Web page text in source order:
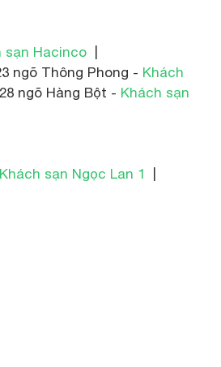
sạn Hacinco
ngõ Thông Phong - Khách
ngõ Hàng Bột - Khách sạn
Khách sạn Ngọc Lan 1